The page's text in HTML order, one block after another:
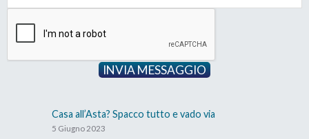
INVIA MESSAGGIO
Casa all’Asta? Spacco tutto e vado via
5 Giugno 2023